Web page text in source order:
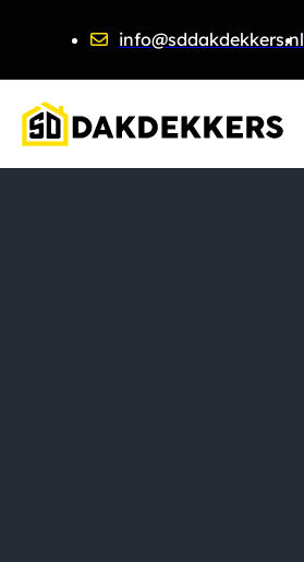
info@sddakdekkers.nl